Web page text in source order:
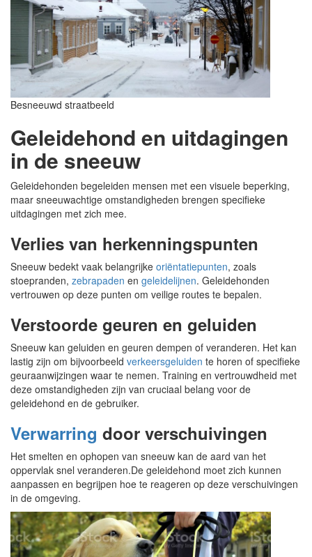
Besneeuwd straatbeeld
Geleidehond en uitdagingen
in de sneeuw
Geleidehonden begeleiden mensen met een visuele beperking,
maar sneeuwachtige omstandigheden brengen specifieke
uitdagingen met zich mee.
Verlies van herkenningspunten
Sneeuw bedekt vaak belangrijke oriëntatiepunten, zoals
stoepranden, zebrapaden en geleidelijnen. Geleidehonden
vertrouwen op deze punten om veilige routes te bepalen.
Verstoorde geuren en geluiden
Sneeuw kan geluiden en geuren dempen of veranderen. Het kan
lastig zijn om bijvoorbeeld verkeersgeluiden te horen of specifieke
geuraanwijzingen waar te nemen. Training en vertrouwdheid met
deze omstandigheden zijn van cruciaal belang voor de
geleidehond en de gebruiker.
Verwarring door verschuivingen
Het smelten en ophopen van sneeuw kan de aard van het
oppervlak snel veranderen.De geleidehond moet zich kunnen
aanpassen en begrijpen hoe te reageren op deze verschuivingen
in de omgeving.